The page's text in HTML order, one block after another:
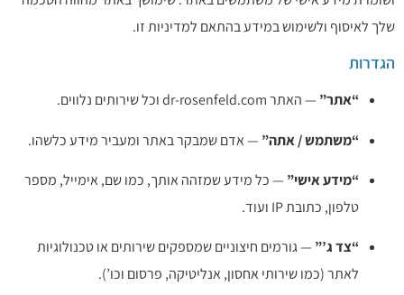
שלך לאיסוף ולשימוש במידע בהתאם למדיניות זו.
הגדרות
“אתר” — האתר dr-rosenfeld.com וכל שירותים נלווים.
“משתמש / אתה” — אדם שמבקר באתר ומעביר מידע כלשהו.
“מידע אישי” — כל מידע שמזהה אותך, כמו שם, אימייל, מספר
טלפון, כתובת IP ועוד.
“צד ג’” — גורמים חיצוניים שמספקים שירותים או טכנולוגיות
לאתר (כמו שירותי אחסון, אנליטיקה, פרסום וכו’).